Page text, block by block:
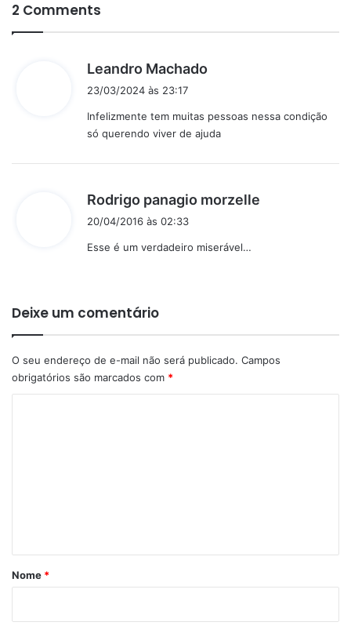
2 Comments
Leandro Machado
s
e
23/03/2024 às 23:17
Infelizmente tem muitas pessoas nessa condição
só querendo viver de ajuda
Rodrigo panagio morzelle
20/04/2016 às 02:33
Esse é um verdadeiro miserável…
Deixe um comentário
O seu endereço de e-mail não será publicado. Campos
obrigatórios são marcados com *
rNome *